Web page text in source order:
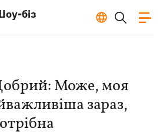
біз
Може, моя
зараз,